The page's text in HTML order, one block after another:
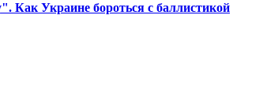
Как Украине бороться с баллистикой